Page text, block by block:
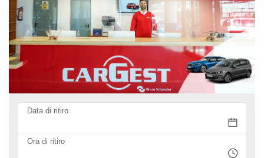
Data di ritiro
Ora di ritiro